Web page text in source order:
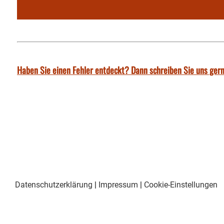
Haben Sie einen Fehler entdeckt? Dann schreiben Sie uns
Datenschutzerklärung | Impressum | Cookie-Einstellungen